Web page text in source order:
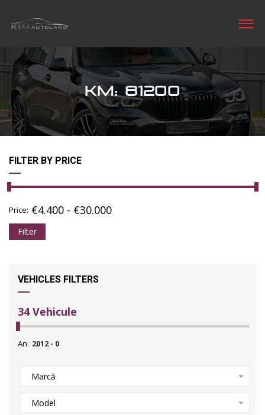
KM: 81200
FILTER BY PRICE
Price: €4.400 - €30.000
Filter
VEHICLES FILTERS
34 Vehicule
An:
Marcă
Model